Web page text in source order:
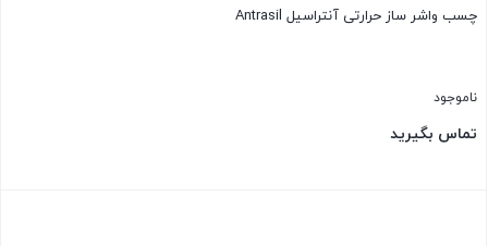
چسب واشر ساز حرارتی آنتراسیل Antrasil
ناموجود
تماس بگیرید